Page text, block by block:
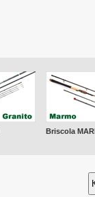
Briscola